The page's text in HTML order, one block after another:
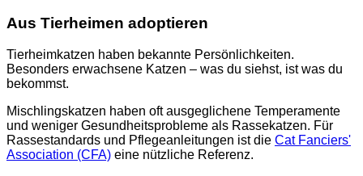
Aus Tierheimen adoptieren
Tierheimkatzen haben bekannte Persönlichkeiten.
Besonders erwachsene Katzen – was du siehst, ist was du
bekommst.
Mischlingskatzen haben oft ausgeglichene Temperamente
und weniger Gesundheitsprobleme als Rassekatzen. Für
Rassestandards und Pflegeanleitungen ist die Cat Fanciers'
Association (CFA) eine nützliche Referenz.